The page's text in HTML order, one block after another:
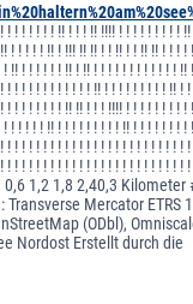
! ! ! ! ! ! !! ! ! ! !! !!!! ! ! ! ! ! ! ! ! !
! ! ! ! ! !! ! !!! !! !! ! ! !! ! ! !! !! ! ! ! !
!! ! ! ! ! ! ! !! ! !! ! ! ! ! ! ! ! ! ! ! ! ! !!
! ! ! ! ! ! ! ! ! ! ! !! ! ! ! ! ! ! ! ! ! !! !
! ! ! ! ! ! ! !! !! ! ! ! !!!! ! ! ! ! ! ! ! ! !
! ! ! ! ! !! ! ! ! ! ! ! ! ! ! !! ! ! ! ! ! ! ! !
! ! ! ! ! ! ! ! ! ! ! ! ! ! ! ! ! ! ! ! ! ! ! !
! ! ! ! ! ! ! ! ! ! ! ! ! ! ! ! ! ! ! ! ! ! ! !
0,6 1,2 1,8 2,40,3
Transverse Mercator ETRS
(ODbl),
Nordost Erstellt durch die